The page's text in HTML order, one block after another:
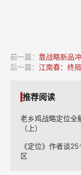
前一篇： 靠战略新品冲
后一篇： 江南春：终
推荐阅读
老乡鸡战略定位全
（上）
《定位》作者谈
区